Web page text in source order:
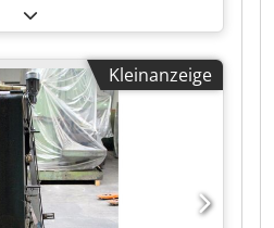
, Gesamtbreite:
mm, Auswurfhöhe:700
wird ein gut
mit
weiteren Daten sowie die
Bildern entnehmen.
steht bei uns am Lager
besichtigt werden. Das
erhalten. Credpeyvh I Ijfx
Kleinanzeige